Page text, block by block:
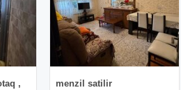
,
menzil satilir